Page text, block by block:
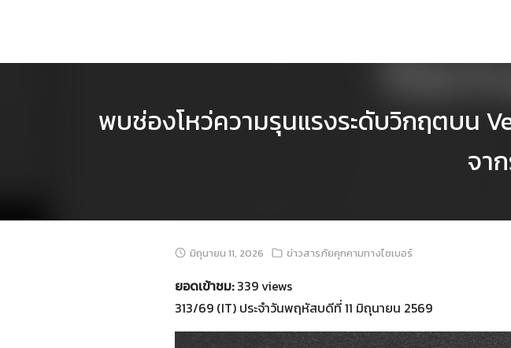
พบช่องโหว่ความรุนแรงระดับวิกฤตบน
จา
มิถุนายน 11, 2026 ข่าวสารภัยคุกคามทางไซเบอร์
ยอดเข้าชม:339 views
313/69 (IT) ประจำวันพฤหัสบดีที่ 11 มิถุนายน 2569